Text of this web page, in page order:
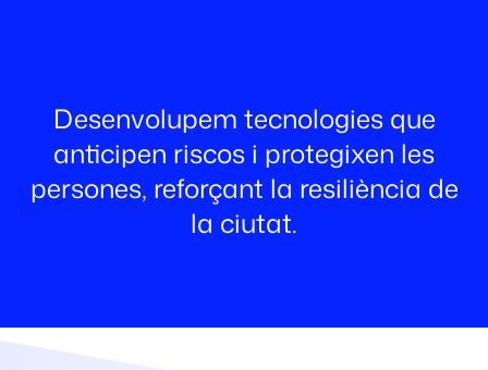
Desenvolupem tecnologies que
anticipen riscos i protegixen les
persones, reforçant la resiliència de
la ciutat.